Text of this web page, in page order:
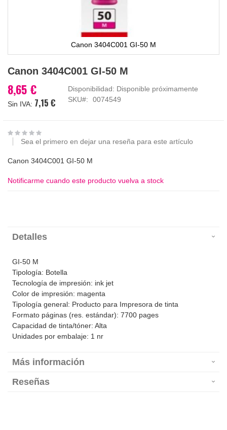
Canon 3404C001 GI-50 M
al
de
la
imágenes
Canon 3404C001 GI-50 M
8,65 €
7,15 €
Disponibilidad: Disponible próximamente
SKU
0074549
Sea el primero en dejar una reseña para este artículo
Canon 3404C001 GI-50 M
Notificarme cuando este producto vuelva a stock
Detalles
GI-50 M
Tipología: Botella
Tecnología de impresión: ink jet
Color de impresión: magenta
Tipología general: Producto para Impresora de tinta
Formato páginas (res. estándar): 7700 pages
Capacidad de tinta/tóner: Alta
Unidades por embalaje: 1 nr
Más información
Reseñas